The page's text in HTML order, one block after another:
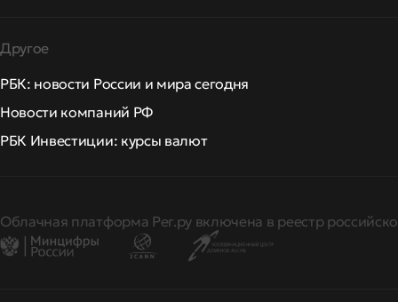
Другое
РБК: новости России и мира сегодня
Новости компаний РФ
РБК Инвестиции: курсы валют
Облачная платформа Рег.ру включена в реестр